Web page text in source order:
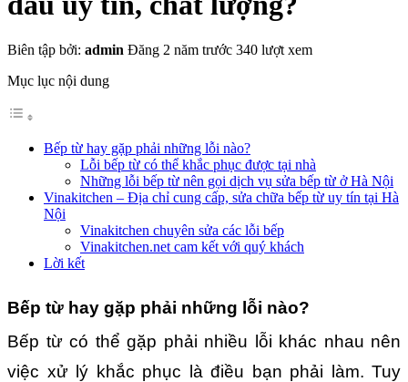
Biên tập bởi: admin Đăng 2 năm trước 340 lượt xem
Mục lục nội dung
Bếp từ hay gặp phải những lỗi nào?
Lỗi bếp từ có thể khắc phục được tại nhà
Những lỗi bếp từ nên gọi dịch vụ sửa bếp từ ở Hà Nội
Vinakitchen – Địa chỉ cung cấp, sửa chữa bếp từ uy tín tại Hà
Nội
Vinakitchen chuyên sửa các lỗi bếp
Vinakitchen.net cam kết với quý khách
Lời kết
Bếp từ hay gặp phải những lỗi nào?
Bếp từ có thể gặp phải nhiều lỗi khác nhau nên
việc xử lý khắc phục là điều bạn phải làm. Tuy